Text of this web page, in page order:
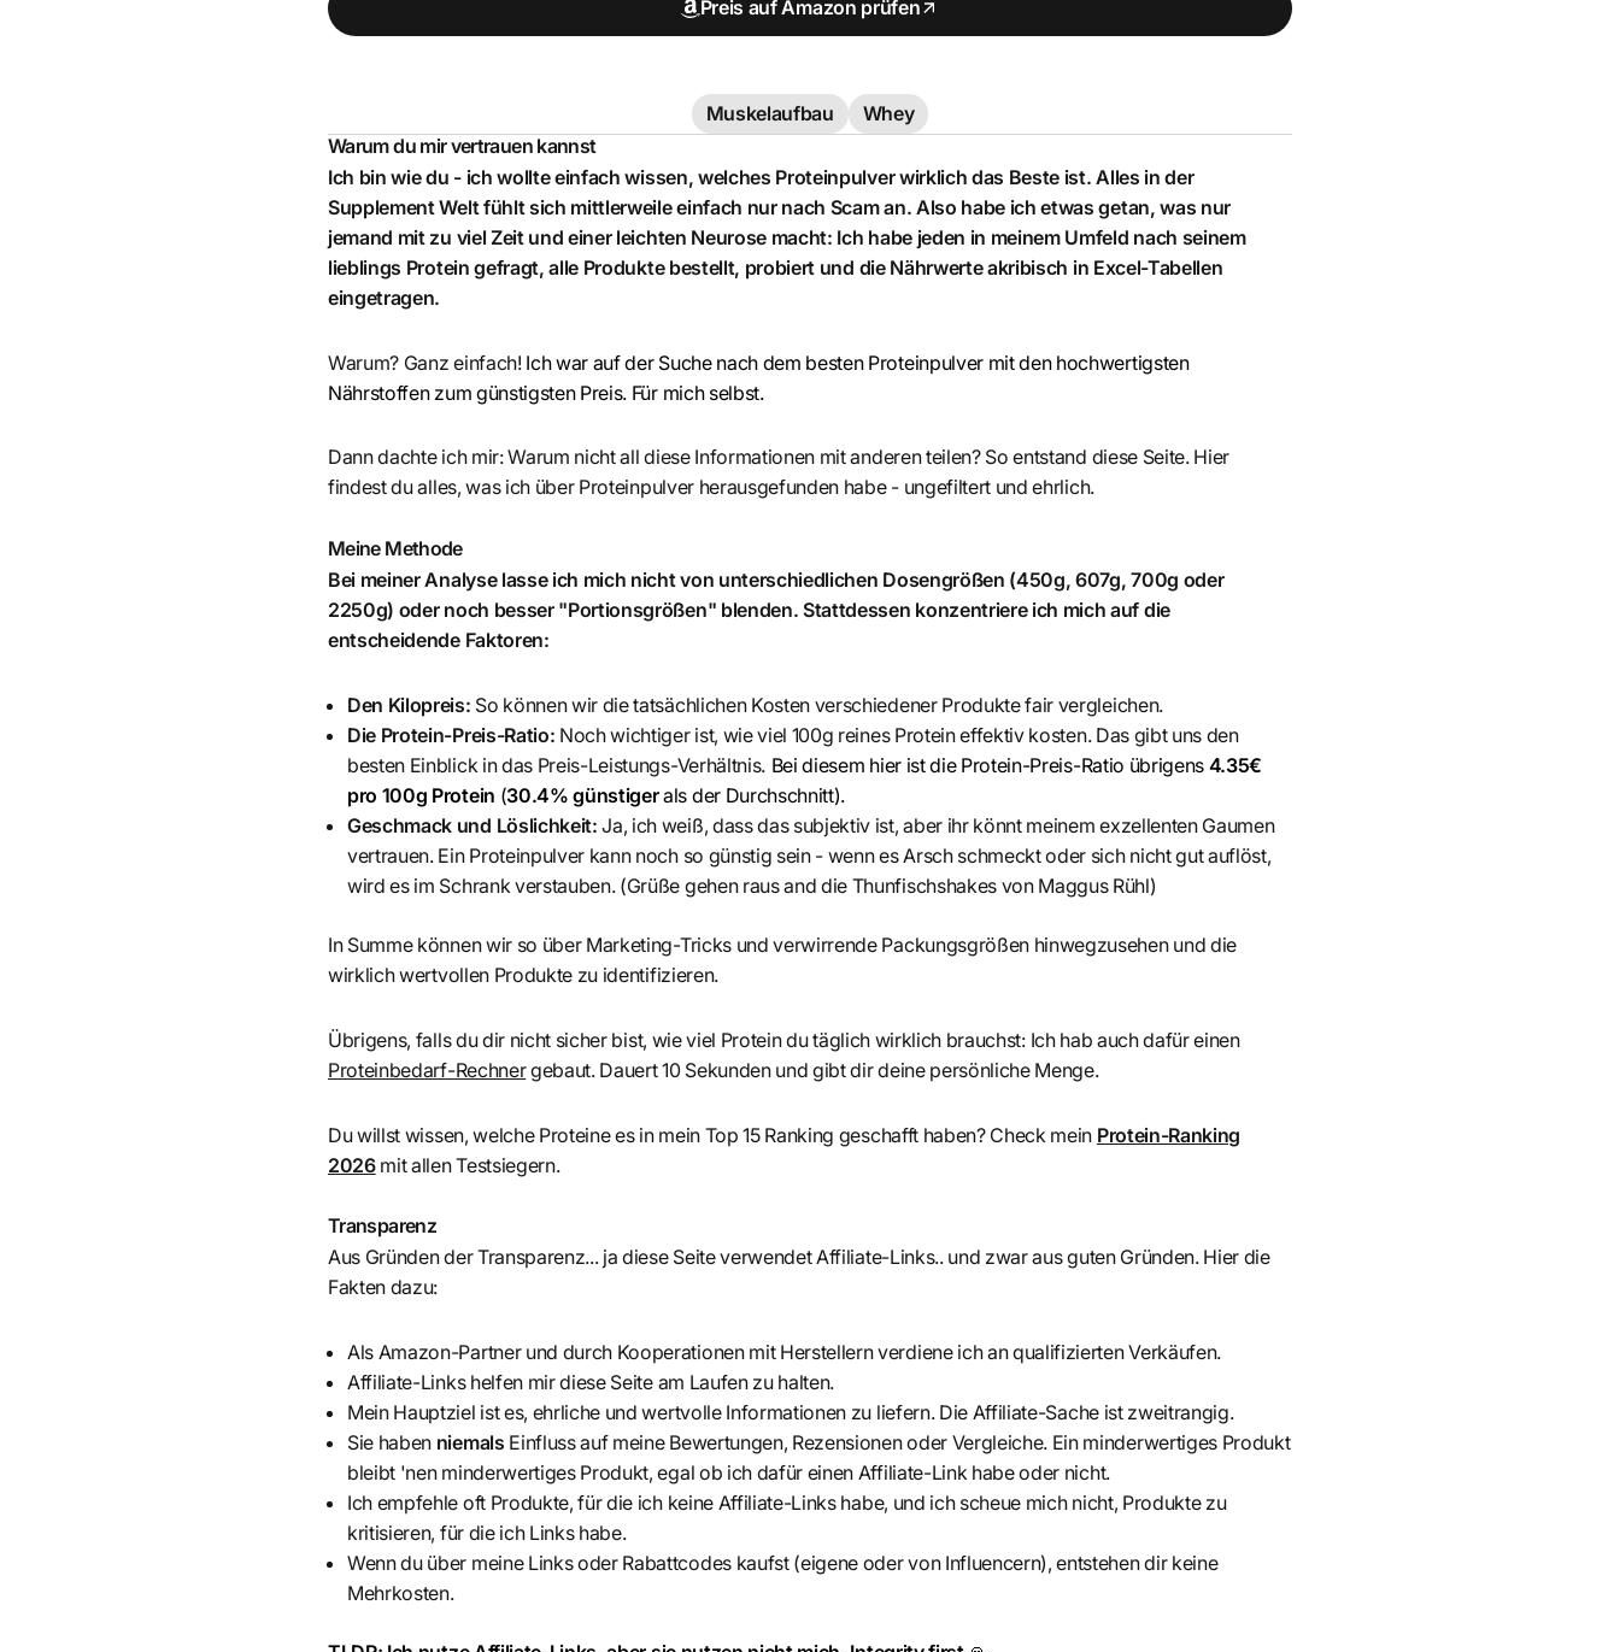
Preis auf Amazon prüfen
Muskelaufbau
Whey
Warum du mir vertrauen kannst
Ich bin wie du - ich wollte einfach wissen, welches Proteinpulver wirklich das Beste ist. Alles in der
Supplement Welt fühlt sich mittlerweile einfach nur nach Scam an. Also habe ich etwas getan, was nur
jemand mit zu viel Zeit und einer leichten Neurose macht: Ich habe jeden in meinem Umfeld nach seinem
lieblings Protein gefragt, alle Produkte bestellt, probiert und die Nährwerte akribisch in Excel-Tabellen
eingetragen.
Warum? Ganz einfach! Ich war auf der Suche nach dem besten Proteinpulver mit den hochwertigsten
Nährstoffen zum günstigsten Preis. Für mich selbst.
Dann dachte ich mir: Warum nicht all diese Informationen mit anderen teilen? So entstand diese Seite. Hier
findest du alles, was ich über Proteinpulver herausgefunden habe - ungefiltert und ehrlich.
Meine Methode
Bei meiner Analyse lasse ich mich nicht von unterschiedlichen Dosengrößen (450g, 607g, 700g oder
2250g) oder noch besser "Portionsgrößen" blenden. Stattdessen konzentriere ich mich auf die
entscheidende Faktoren:
Den Kilopreis: So können wir die tatsächlichen Kosten verschiedener Produkte fair vergleichen.
Die Protein-Preis-Ratio: Noch wichtiger ist, wie viel 100g reines Protein effektiv kosten. Das gibt uns den
besten Einblick in das Preis-Leistungs-Verhältnis. Bei diesem hier ist die Protein-Preis-Ratio übrigens 4.35€
pro 100g Protein (30.4% günstigerals der Durchschnitt).
Geschmack und Löslichkeit: Ja, ich weiß, dass das subjektiv ist, aber ihr könnt meinem exzellenten Gaumen
vertrauen. Ein Proteinpulver kann noch so günstig sein - wenn es Arsch schmeckt oder sich nicht gut auflöst,
wird es im Schrank verstauben. (Grüße gehen raus and die Thunfischshakes von Maggus Rühl)
In Summe können wir so über Marketing-Tricks und verwirrende Packungsgrößen hinwegzusehen und die
wirklich wertvollen Produkte zu identifizieren.
Übrigens, falls du dir nicht sicher bist, wie viel Protein du täglich wirklich brauchst: Ich hab auch dafür einen
Proteinbedarf-Rechnergebaut. Dauert 10 Sekunden und gibt dir deine persönliche Menge.
Du willst wissen, welche Proteine es in mein Top 15 Ranking geschafft haben? Check mein Protein-Ranking
2026mit allen Testsiegern.
Transparenz
Aus Gründen der Transparenz... ja diese Seite verwendet Affiliate-Links.. und zwar aus guten Gründen. Hier die
Fakten dazu:
Als Amazon-Partner und durch Kooperationen mit Herstellern verdiene ich an qualifizierten Verkäufen.
Affiliate-Links helfen mir diese Seite am Laufen zu halten.
Mein Hauptziel ist es, ehrliche und wertvolle Informationen zu liefern. Die Affiliate-Sache ist zweitrangig.
Sie haben niemals Einfluss auf meine Bewertungen, Rezensionen oder Vergleiche. Ein minderwertiges Produkt
bleibt 'nen minderwertiges Produkt, egal ob ich dafür einen Affiliate-Link habe oder nicht.
Ich empfehle oft Produkte, für die ich keine Affiliate-Links habe, und ich scheue mich nicht, Produkte zu
kritisieren, für die ich Links habe.
Wenn du über meine Links oder Rabattcodes kaufst (eigene oder von Influencern), entstehen dir keine
Mehrkosten.